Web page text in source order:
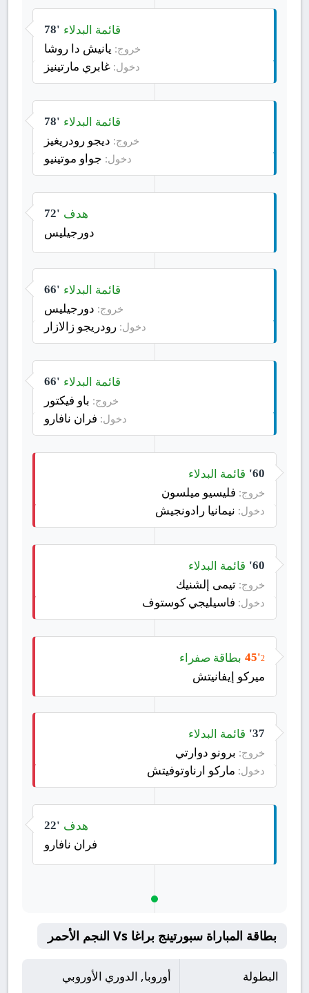
78' قائمة البدلاء
خروج: يانيش دا روشا
دخول: غابري مارتينيز
78' قائمة البدلاء
خروج: ديجو رودريغيز
دخول: جواو موتينيو
72' هدف
دورجيليس
66' قائمة البدلاء
خروج: دورجيليس
دخول: رودريجو زالازار
66' قائمة البدلاء
خروج: باو فيكتور
دخول: فران نافارو
60' قائمة البدلاء
خروج: فليسيو ميلسون
دخول: نيمانيا رادونجيش
60' قائمة البدلاء
خروج: تيمى إلشنيك
دخول: فاسيليجي كوستوف
45'2
بطاقة صفراء
ميركو إيفانيتش
37' قائمة البدلاء
خروج: برونو دوارتي
دخول: ماركو ارناوتوفيتش
22' هدف
فران نافارو
بطاقة المباراة سبورتينج براغا Vs النجم الأحمر
البطولة أوروبا, الدوري الأوروبي